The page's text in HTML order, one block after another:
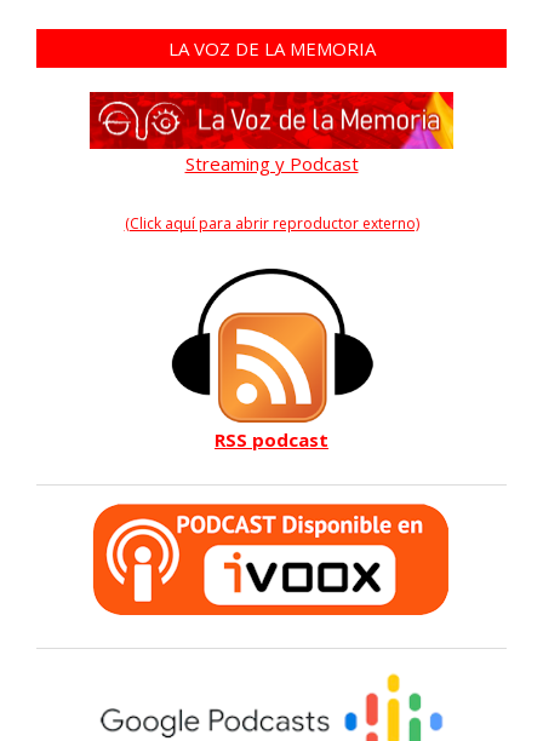
LA VOZ DE LA MEMORIA
Streaming y Podcast
(Click aquí para abrir reproductor externo)
RSS podcast